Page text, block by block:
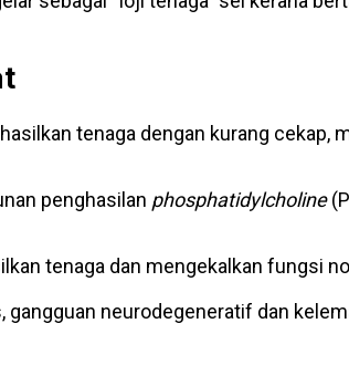
tenaga dengan kurang cekap,
penghasilan phosphatidylcholine
tenaga dan mengekalkan fungsi
neurodegeneratif dan